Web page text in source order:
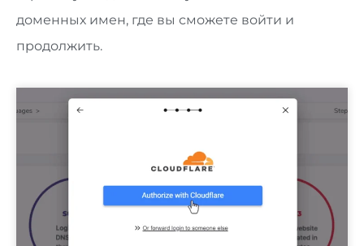
доменных имен, где вы сможете войти и
продолжить.